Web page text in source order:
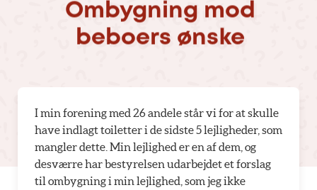
Ombygning mod
beboers ønske
I min forening med 26 andele står vi for at skulle
have indlagt toiletter i de sidste 5 lejligheder, som
mangler dette. Min lejlighed er en af dem, og
desværre har bestyrelsen udarbejdet et forslag
til ombygning i min lejlighed, som jeg ikke